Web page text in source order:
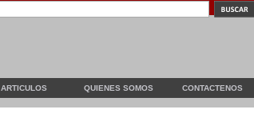
ARTICULOS QUIENES SOMOS CONTACTENOS